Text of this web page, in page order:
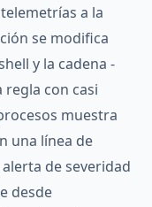
a la
se modifica
y la cadena -
regla con casi
muestra
una línea de
de severidad
desde